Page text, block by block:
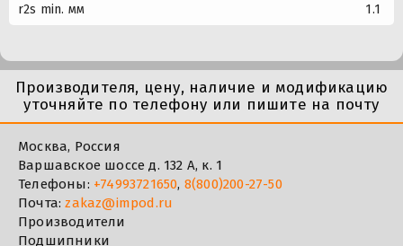
r2s min. мм 1.1
Производителя, цену, наличие и модификацию
уточняйте по телефону или пишите на почту
Москва, Россия
Варшавское шоссе д. 132 А, к. 1
Телефоны: +74993721650, 8(800)200-27-50
Почта:zakaz@impod.ru
Производители
Подшипники